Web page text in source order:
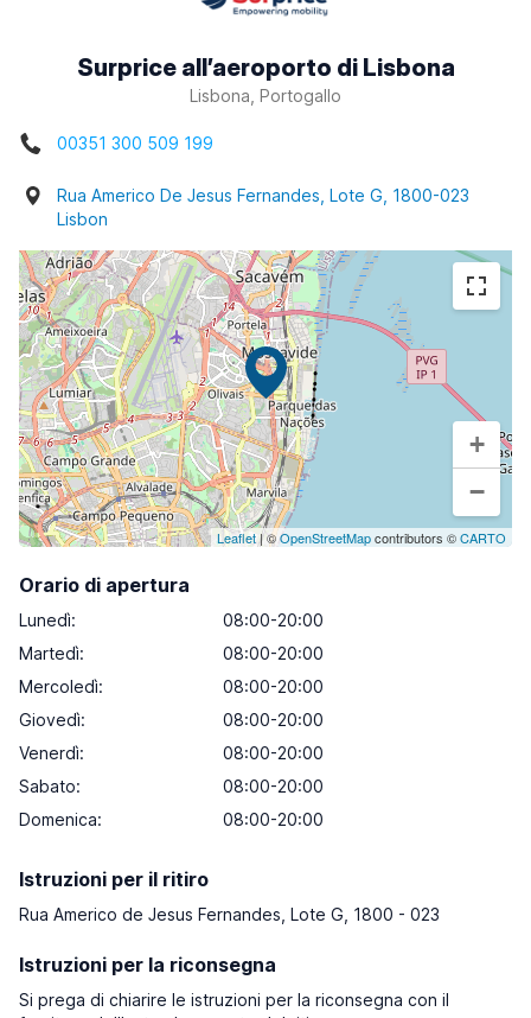
Surprice all’aeroporto di Lisbona
Lisbona, Portogallo
00351 300 509 199
Rua Americo De Jesus Fernandes, Lote G, 1800-023
Lisbon
+
−
Leaflet| ©OpenStreetMapcontributors ©CARTO
Orario di apertura
Lunedì:
08:00-20:00
Martedì:
08:00-20:00
Mercoledì:
08:00-20:00
Giovedì:
08:00-20:00
Venerdì:
08:00-20:00
Sabato:
08:00-20:00
Domenica: 08:00-20:00
Istruzioni per il ritiro
Rua Americo de Jesus Fernandes, Lote G, 1800 - 023
Istruzioni per la riconsegna
Si prega di chiarire le istruzioni per la riconsegna con il